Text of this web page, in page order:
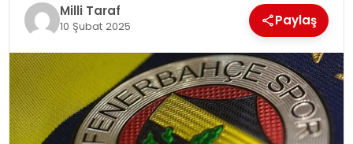
Milli Taraf
10 Şubat 2025 Paylaş